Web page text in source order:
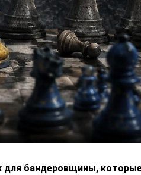
для бандеровщины,